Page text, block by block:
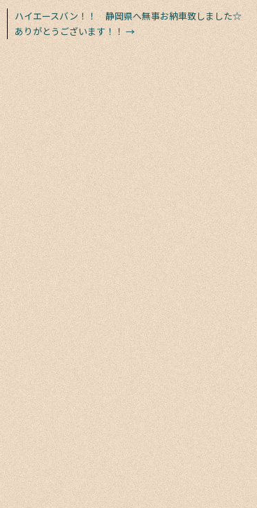
ハイエースバン！！ 静岡県へ無事お納車致しました☆
ありがとうございます！！ →